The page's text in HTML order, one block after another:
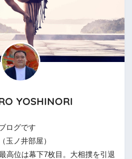
YOSHINORI
ログです
玉ノ井部屋）
高位は幕下7枚目。大相撲を引退